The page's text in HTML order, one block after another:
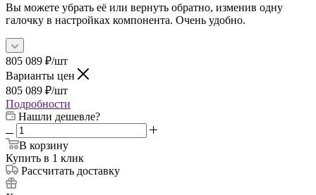
Вы можете убрать её или вернуть обратно, изменив одну
галочку в настройках компонента. Очень удобно.
805 089 ₽/шт
Варианты цен
805 089 ₽/шт
Подробности
Нашли дешевле?
В корзину
Купить в 1 клик
Рассчитать доставку